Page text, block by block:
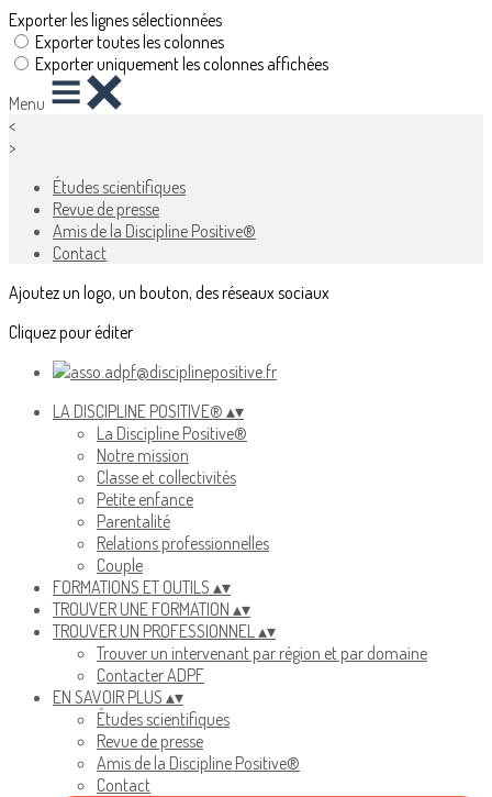
Exporter les lignes sélectionnées
Exporter toutes les colonnes
Exporter uniquement les colonnes affichées
Menu
<
>
Études scientifiques
Revue de presse
Amis de la Discipline Positive®
Contact
Ajoutez un logo, un bouton, des réseaux sociaux
Cliquez pour éditer
LA DISCIPLINE POSITIVE® ▴▾
La Discipline Positive®
Notre mission
Classe et collectivités
Petite enfance
Parentalité
Relations professionnelles
Couple
FORMATIONS ET OUTILS ▴▾
TROUVER UNE FORMATION ▴▾
TROUVER UN PROFESSIONNEL▴▾
Trouver un intervenant par région et par domaine
Contacter ADPF
EN SAVOIR PLUS ▴▾
Études scientifiques
Revue de presse
Amis de la Discipline Positive®
Contact